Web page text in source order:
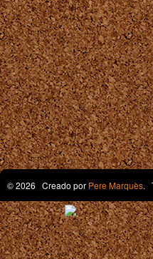
© 2026 Creado por Pere Marquès.